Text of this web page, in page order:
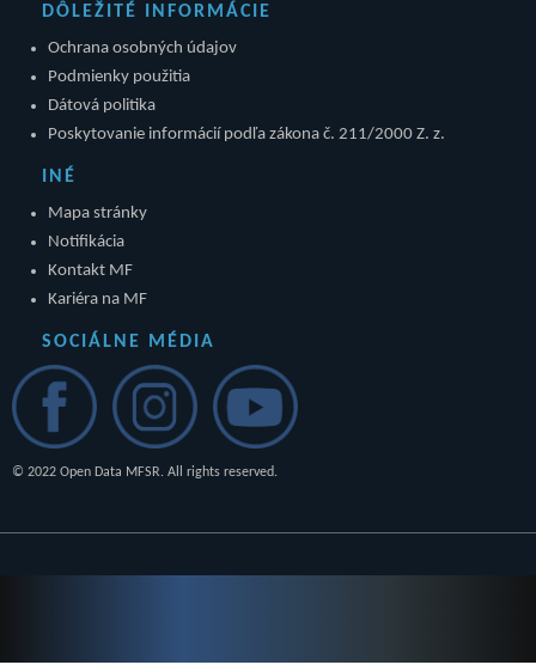
DÔLEŽITÉ INFORMÁCIE
Ochrana osobných údajov
Podmienky použitia
Dátová politika
Poskytovanie informácií podľa zákona č. 211/2000 Z. z.
INÉ
Mapa stránky
Notifikácia
Kontakt MF
Kariéra na MF
SOCIÁLNE MÉDIA
© 2022 Open Data MFSR. All rights reserved.